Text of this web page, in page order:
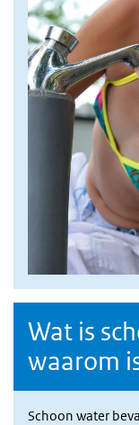
Wat is
waarom
Schoon water